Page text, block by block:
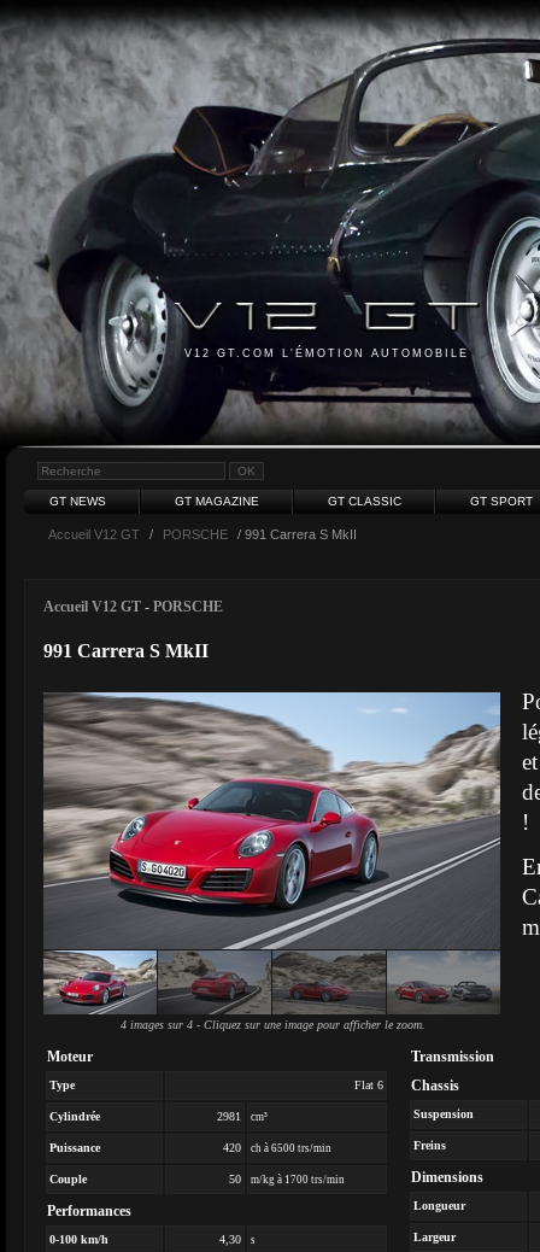
V12 GT.COM L'ÉMOTION AUTOMOBILE
GT NEWS GT MAGAZINE GT CLASSIC GT SPORT
Accueil V12 GT / PORSCHE / 991 Carrera S MkII
Accueil V12 GT - PORSCHE
991 Carrera S MkII
4 images sur 4 - Cliquez sur une image pour afficher le zoom.
!
Moteur
Type Flat 6
Cylindrée 2981 cm³
Puissance 420 ch à 6500 trs/min
Couple 50 m/kg à 1700 trs/min
Performances
0-100 km/h 4,30 s
Transmission
Chassis
Suspension
Freins
Dimensions
Longueur
Largeur